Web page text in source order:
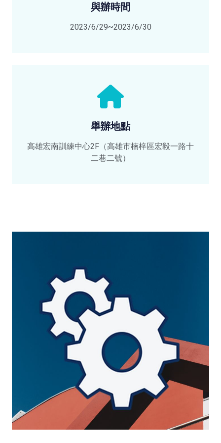
與辦時間
2023/6/29~2023/6/30
舉辦地點
高雄宏南訓練中心2F（高雄市楠梓區宏毅一路十
二巷二號）